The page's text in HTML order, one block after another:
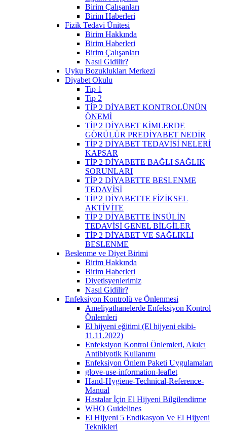
Birim Çalışanları
Birim Haberleri
Fizik Tedavi Ünitesi
Birim Hakkında
Birim Haberleri
Birim Çalışanları
Nasıl Gidilir?
Uyku Bozuklukları Merkezi
Diyabet Okulu
Tip 1
Tip 2
TİP 2 DİYABET KONTROLÜNÜN
ÖNEMİ
TİP 2 DİYABET KİMLERDE
GÖRÜLÜR PREDİYABET NEDİR
TİP 2 DİYABET TEDAVİSİ NELERİ
KAPSAR
TİP 2 DİYABETE BAĞLI SAĞLIK
SORUNLARI
TİP 2 DİYABETTE BESLENME
TEDAVİSİ
TİP 2 DİYABETTE FİZİKSEL
AKTİVİTE
TİP 2 DİYABETTE İNSÜLİN
TEDAVİSİ GENEL BİLGİLER
TİP 2 DİYABET VE SAĞLIKLI
BESLENME
Beslenme ve Diyet Birimi
Birim Hakkında
Birim Haberleri
Diyetisyenlerimiz
Nasıl Gidilir?
Enfeksiyon Kontrolü ve Önlenmesi
Ameliyathanelerde Enfeksiyon Kontrol
Önlemleri
El hijyeni eğitimi (El hijyeni ekibi-
11.11.2022)
Enfeksiyon Kontrol Önlemleri, Akılcı
Antibiyotik Kullanımı
Enfeksiyon Önlem Paketi Uygulamaları
glove-use-information-leaflet
Hand-Hygiene-Technical-Reference-
Manual
Hastalar İçin El Hijyeni Bilgilendirme
WHO Guidelines
El Hijyeni 5 Endikasyon Ve El Hijyeni
Teknikleri